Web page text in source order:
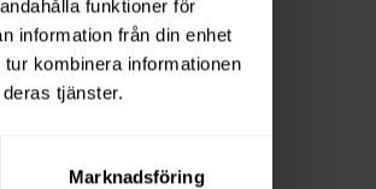
funktioner för
information från din enhet
kombinera informationen
tjänster.
Marknadsföring